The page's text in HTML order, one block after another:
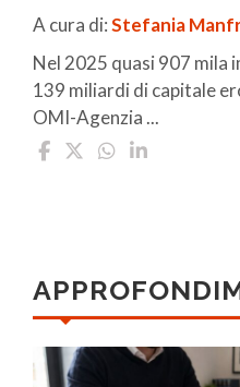
A cura di:Stefania
Nel 2025 quasi 907 mila
139 miliardi di capitale
OMI-Agenzia ...